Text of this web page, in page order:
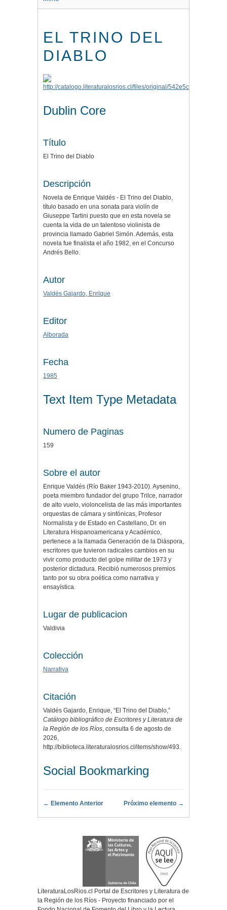
EL TRINO DEL
DIABLO
Dublin Core
Título
El Trino del Diablo
Descripción
Novela de Enrique Valdés - El Trino del Diablo,
título basado en una sonata para violín de
Giuseppe Tartini puesto que en esta novela se
cuenta la vida de un talentoso violinista de
provincia llamado Gabriel Simón. Además, esta
novela fue finalista el año 1982, en el Concurso
Andrés Bello.
Autor
Valdés Gajardo, Enrique
Editor
Alborada
Fecha
1985
Text Item Type Metadata
Numero de Paginas
159
Sobre el autor
Enrique Valdés (Río Baker 1943-2010). Aysenino,
poeta miembro fundador del grupo Trilce, narrador
de alto vuelo, violoncelista de las más importantes
orquestas de cámara y sinfónicas, Profesor
Normalista y de Estado en Castellano, Dr. en
Literatura Hispanoamericana y Académico,
pertenece a la llamada Generación de la Diáspora,
escritores que tuvieron radicales cambios en su
vivir como producto del golpe militar de 1973 y
posterior dictadura. Recibió numerosos premios
tanto por su obra poética como narrativa y
ensayística.
Lugar de publicacion
Valdivia
Colección
Narrativa
Citación
Valdés Gajardo, Enrique, “El Trino del Diablo,”
Catálogo bibliográfico de Escritores y Literatura de
la Región de los Ríos, consulta 6 de agosto de
2026,
http://biblioteca.literaturalosrios.cl/items/show/493.
Social Bookmarking
← Elemento Anterior Próximo elemento →
LiteraturaLosRios.cl Portal de Escritores y Literatura de
la Región de los Ríos - Proyecto financiado por el